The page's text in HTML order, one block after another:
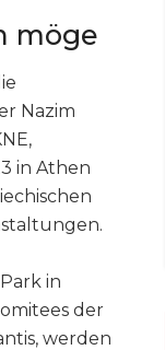
möge
Nazim
in Athen
in
der
werden